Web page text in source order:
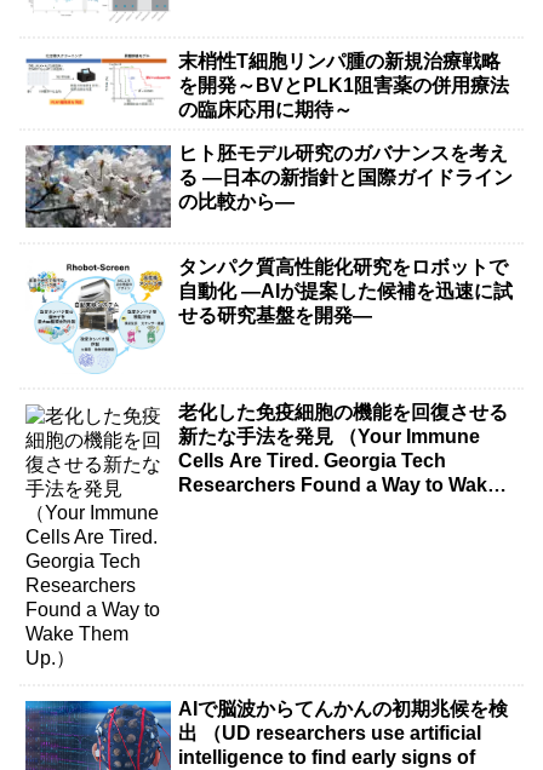
末梢性T細胞リンパ腫の新規治療戦略
を開発～BVとPLK1阻害薬の併用療法
の臨床応用に期待～
ヒト胚モデル研究のガバナンスを考え
る ―日本の新指針と国際ガイドライン
の比較から―
タンパク質高性能化研究をロボットで
自動化 ―AIが提案した候補を迅速に試
せる研究基盤を開発―
老化した免疫細胞の機能を回復させる
新たな手法を発見 （Your Immune
Cells Are Tired. Georgia Tech
Researchers Found a Way to Wake
AIで脳波からてんかんの初期兆候を検
出 （UD researchers use artificial
intelligence to find early signs of